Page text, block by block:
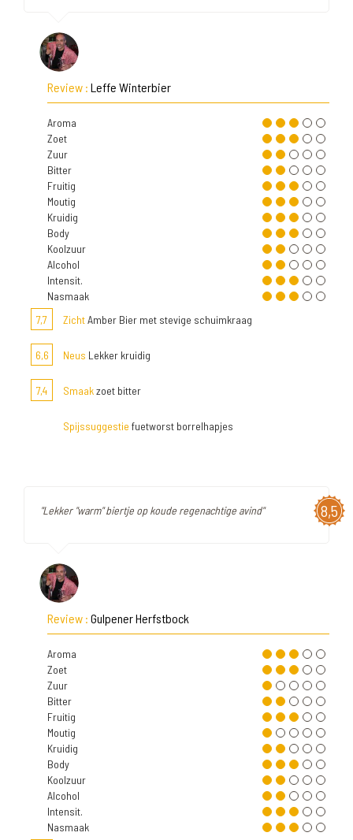
Review : Leffe Winterbier
Aroma
Zoet
Zuur
Bitter
Fruitig
Moutig
Kruidig
Body
Koolzuur
Alcohol
Intensit.
Nasmaak
7,7
ZichtAmber Bier met stevige schuimkraag
6,6 Neus Lekker kruidig
7,4 Smaakzoet bitter
Spijssuggestie fuetworst borrelhapjes
8,5
"Lekker "warm" biertje op koude regenachtige avind"
Review : Gulpener Herfstbock
Aroma
Zoet
Zuur
Bitter
Fruitig
Moutig
Kruidig
Body
Koolzuur
Alcohol
Intensit.
Nasmaak